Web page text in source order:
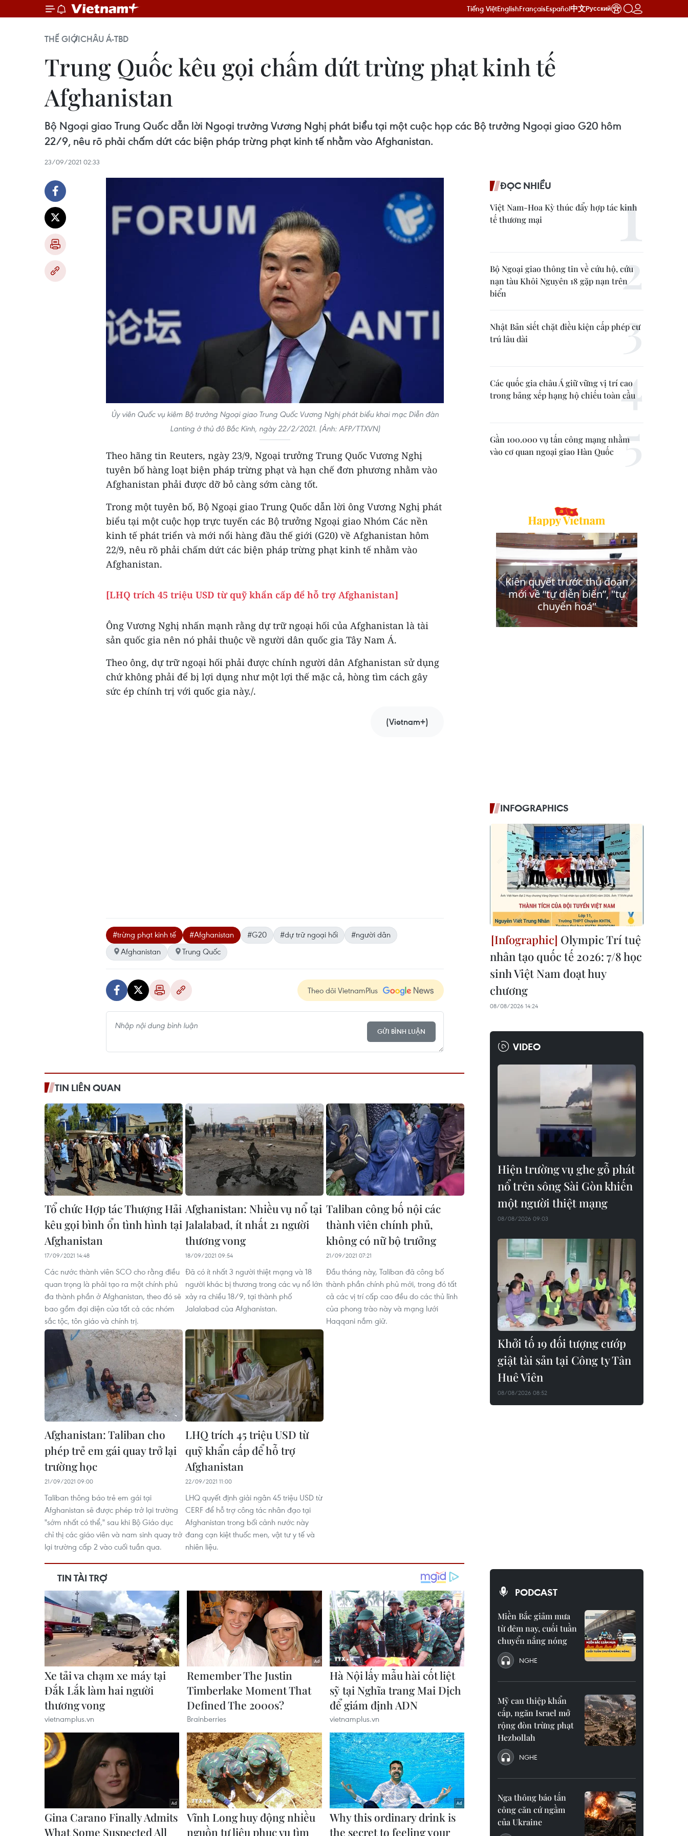
Tiếng ViệtEnglishFrançaisEspañol中文Русский
THẾ GIỚICHÂU Á-TBD
Trung Quốc kêu gọi chấm dứt trừng phạt kinh tế
Afghanistan
Bộ Ngoại giao Trung Quốc dẫn lời Ngoại trưởng Vương Nghị phát biểu tại một cuộc họp các Bộ trưởng Ngoại giao G20 hôm
22/9, nêu rõ phải chấm dứt các biện pháp trừng phạt kinh tế nhằm vào Afghanistan.
23/09/2021 02:33
Ủy viên Quốc vụ kiêm Bộ trưởng Ngoại giao Trung Quốc Vương Nghị phát biểu khai mạc Diễn đàn
Lanting ở thủ đô Bắc Kinh, ngày 22/2/2021. (Ảnh: AFP/TTXVN)
Theo hãng tin Reuters, ngày 23/9, Ngoại trưởng Trung Quốc Vương Nghị
tuyên bố hàng loạt biện pháp trừng phạt và hạn chế đơn phương nhằm vào
Afghanistan phải được dỡ bỏ càng sớm càng tốt.
Trong một tuyên bố, Bộ Ngoại giao Trung Quốc dẫn lời ông Vương Nghị phát
biểu tại một cuộc họp trực tuyến các Bộ trưởng Ngoại giao Nhóm Các nền
kinh tế phát triển và mới nổi hàng đầu thế giới (G20) về Afghanistan hôm
22/9, nêu rõ phải chấm dứt các biện pháp trừng phạt kinh tế nhằm vào
Afghanistan.
[LHQ trích 45 triệu USD từ quỹ khẩn cấp để hỗ trợ Afghanistan]
Ông Vương Nghị nhấn mạnh rằng dự trữ ngoại hối của Afghanistan là tài
sản quốc gia nên nó phải thuộc về người dân quốc gia Tây Nam Á.
Theo ông, dự trữ ngoại hối phải được chính người dân Afghanistan sử dụng
chứ không phải để bị lợi dụng như một lợi thế mặc cả, hòng tìm cách gây
sức ép chính trị với quốc gia này./.
(Vietnam+)
#trừng phạt kinh tế #Afghanistan #G20 #dự trữ ngoại hối
#người dân
Afghanistan
Trung Quốc
Theo dõi VietnamPlus
GỬI BÌNH LUẬN
TIN LIÊN QUAN
Tổ chức Hợp tác Thượng Hải
kêu gọi bình ổn tình hình tại
Afghanistan
17/09/2021 14:48
Các nước thành viên SCO cho rằng điều
quan trọng là phải tạo ra một chính phủ
đa thành phần ở Afghanistan, theo đó sẽ
bao gồm đại diện của tất cả các nhóm
sắc tộc, tôn giáo và chính trị.
Afghanistan: Nhiều vụ nổ tại
Jalalabad, ít nhất 21 người
thương vong
18/09/2021 09:54
Đã có ít nhất 3 người thiệt mạng và 18
người khác bị thương trong các vụ nổ lớn
xảy ra chiều 18/9, tại thành phố
Jalalabad của Afghanistan.
Taliban công bố nội các
thành viên chính phủ,
không có nữ bộ trưởng
21/09/2021 07:21
Đầu tháng này, Taliban đã công bố
thành phần chính phủ mới, trong đó tất
cả các vị trí cấp cao đều do các thủ lĩnh
của phong trào này và mạng lưới
Haqqani nắm giữ.
Afghanistan: Taliban cho
phép trẻ em gái quay trở lại
trường học
21/09/2021 09:00
Taliban thông báo trẻ em gái tại
Afghanistan sẽ được phép trở lại trường
"sớm nhất có thể," sau khi Bộ Giáo dục
chỉ thị các giáo viên và nam sinh quay trở
lại trường cấp 2 vào cuối tuần qua.
LHQ trích 45 triệu USD từ
quỹ khẩn cấp để hỗ trợ
Afghanistan
22/09/2021 11:00
LHQ quyết định giải ngân 45 triệu USD từ
CERF để hỗ trợ công tác nhân đạo tại
Afghanistan trong bối cảnh nước này
đang cạn kiệt thuốc men, vật tư y tế và
nhiên liệu.
ĐỌC NHIỀU
Việt Nam-Hoa Kỳ thúc đẩy hợp tác kinh
tế thương mại
Bộ Ngoại giao thông tin về cứu hộ, cứu
nạn tàu Khôi Nguyên 18 gặp nạn trên
biển
Nhật Bản siết chặt điều kiện cấp phép cư
trú lâu dài
Các quốc gia châu Á giữ vững vị trí cao
trong bảng xếp hạng hộ chiếu toàn cầu
Gần 100.000 vụ tấn công mạng nhằm
vào cơ quan ngoại giao Hàn Quốc
INFOGRAPHICS
Olympic Trí tuệ
nhân tạo quốc tế 2026: 7/8 học
sinh Việt Nam đoạt huy
chương
08/08/2026 14:24
VIDEO
Hiện trường vụ ghe gỗ phát
nổ trên sông Sài Gòn khiến
một người thiệt mạng
08/08/2026 09:03
Khởi tố 19 đối tượng cướp
giật tài sản tại Công ty Tân
Huê Viên
08/08/2026 08:52
PODCAST
Miền Bắc giảm mưa
từ đêm nay, cuối tuần
chuyển nắng nóng
NGHE
Mỹ can thiệp khẩn
cấp, ngăn Israel mở
rộng đòn trừng phạt
Hezbollah
NGHE
Nga thông báo tấn
công căn cứ ngầm
của Ukraine